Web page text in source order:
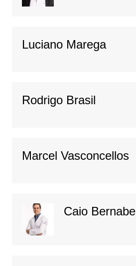
Luciano Marega
Rodrigo Brasil
Marcel Vasconcellos
Caio Bernabe